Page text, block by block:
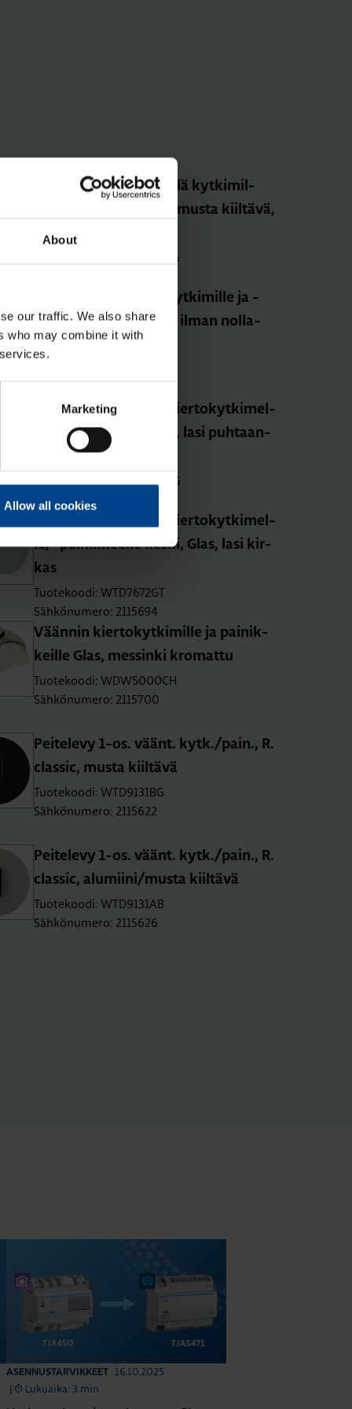
About
our traffic. We also share
who may combine it with
Marketing
Allow all cookies
Kes­kiö­le­vy vään­ti­mel­lä kyt­ki­mil­
le/pai­nik­keil­le, 1930, musta kiil­tä­vä,
pos­lii­ni
Tuotekoodi: WTW1000PBG
LED-mo­duu­li kier­to­kyt­ki­mil­le ja -
pai­nik­keil­le, 230­VAC, ilman nol­la­
joh­din­liit.
Pei­te­le­vy 1-osai­nen kier­to­kyt­ki­mel­
le/-pai­nik­keel­le, Glas, lasi puh­taan­
val­koi­nen
Tuotekoodi: WTD7100GWG
Sähkönumero: 2115686
Pei­te­le­vy 1-osai­nen kier­to­kyt­ki­mel­
le/-pai­nik­keel­le keski, Glas, lasi kir­
kas
Tuotekoodi: WTD7672GT
Sähkönumero: 2115694
Vään­nin kier­to­kyt­ki­mil­le ja pai­nik­
keil­le Glas, mes­sin­ki kro­mat­tu
Tuotekoodi: WDW5000CH
Sähkönumero: 2115700
Pei­te­le­vy 1-os. väänt. kytk./pain., R.​
classic, musta kiil­tä­vä
Tuotekoodi: WTD9131BG
Sähkönumero: 2115622
Pei­te­le­vy 1-os. väänt. kytk./pain., R.​
classic, alu­mii­ni/musta kiil­tä­vä
Tuotekoodi: WTD9131AB
Sähkönumero: 2115626
ASENNUSTARVIKKEET
16.10.2025
|
Lukuaika: 3 min